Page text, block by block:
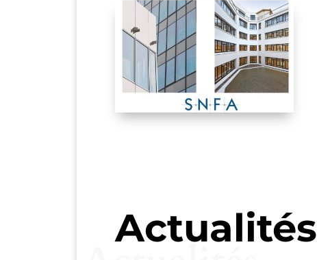
Actualités